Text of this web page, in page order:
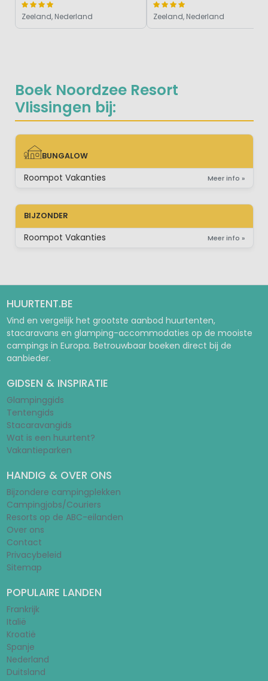
Boek Noordzee Resort
Vlissingen bij:
BUNGALOW
BUNGALOW
Roompot Vakanties Meer info »
BIJZONDER
Roompot Vakanties Meer info »
Zeeland, Nederland Zeeland, Nederland
HUURTENT.BE
Vind en vergelijk het grootste aanbod huurtenten,
stacaravans en glamping-accommodaties op de mooiste
campings in Europa. Betrouwbaar boeken direct bij de
aanbieder.
GIDSEN & INSPIRATIE
Glampinggids
Tentengids
Stacaravangids
Wat is een huurtent?
Vakantieparken
HANDIG & OVER ONS
Bijzondere campingplekken
Campingjobs/Couriers
Resorts op de ABC-eilanden
Over ons
Contact
Privacybeleid
Sitemap
POPULAIRE LANDEN
Frankrijk
Italië
Kroatië
Spanje
Nederland
Duitsland